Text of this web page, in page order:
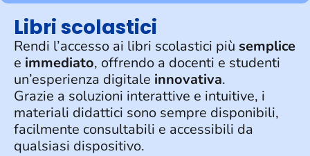
Libri scolastici
Rendi l’accesso ai libri scolastici più semplice
e immediato, offrendo a docenti e studenti
un’esperienza digitale innovativa.
Grazie a soluzioni interattive e intuitive, i
materiali didattici sono sempre disponibili,
facilmente consultabili e accessibili da
qualsiasi dispositivo.